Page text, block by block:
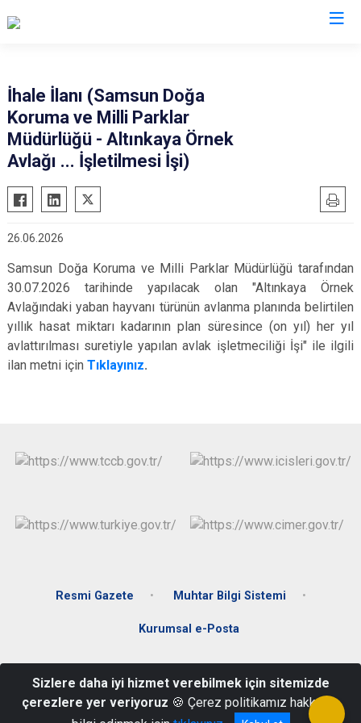
19 Mayıs
Alaçam
Ayvacık
Havza
Kavak
Ladik
Salıpazarı
Tekkeköy
Canik
İlkadım
İhale İlanı (Samsun Doğa
Koruma ve Milli Parklar
Müdürlüğü - Altınkaya Örnek
Avlağı ... İşletilmesi İşi)
26.06.2026
Samsun Doğa Koruma ve Milli Parklar Müdürlüğü tarafından
30.07.2026 tarihinde yapılacak olan "Altınkaya Örnek
Avlağındaki yaban hayvanı türünün avlanma planında belirtilen
yıllık hasat miktarı kadarının plan süresince (on yıl) her yıl
avlattırılması suretiyle yapılan avlak işletmeciliği İşi" ile ilgili
ilan metni için Tıklayınız.
Resmi Gazete Muhtar Bilgi Sistemi
Kurumsal e-Posta
Asarcık/Samsun (E-Posta : asarcik@samsun.gov.tr)
+90 (362) 791 22 21
Sizlere daha iyi hizmet verebilmek için sitemizde
çerezlere yer veriyoruz 🍪 Çerez politikamız hakkında